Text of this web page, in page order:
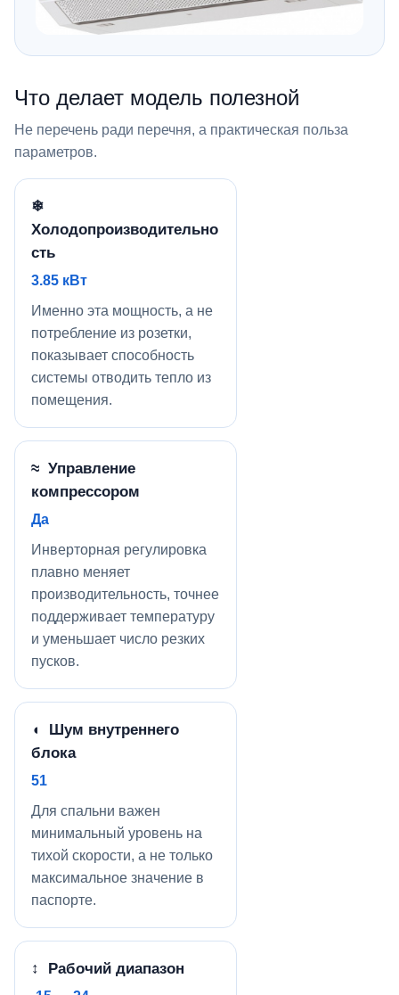
Что делает модель полезной
Не перечень ради перечня, а практическая польза
параметров.
❄
Холодопроизводительно
сть
3.85 кВт
Именно эта мощность, а не
потребление из розетки,
показывает способность
системы отводить тепло из
помещения.
≈ Управление
компрессором
Да
Инверторная регулировка
плавно меняет
производительность, точнее
поддерживает температуру
и уменьшает число резких
пусков.
◖ Шум внутреннего
блока
51
Для спальни важен
минимальный уровень на
тихой скорости, а не только
максимальное значение в
паспорте.
↕ Рабочий диапазон